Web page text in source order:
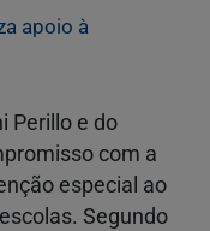
apoio à
Perillo e do
com a
especial ao
Segundo